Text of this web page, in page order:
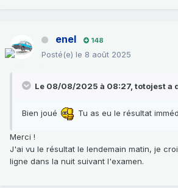
enel 148
Posté(e) le 8 août 2025
Le 08/08/2025 à 08:27, totojesta
Bien joué Tu as eu le résultat
Merci !
J'ai vu le résultat le lendemain matin, je
ligne dans la nuit suivant l'examen.